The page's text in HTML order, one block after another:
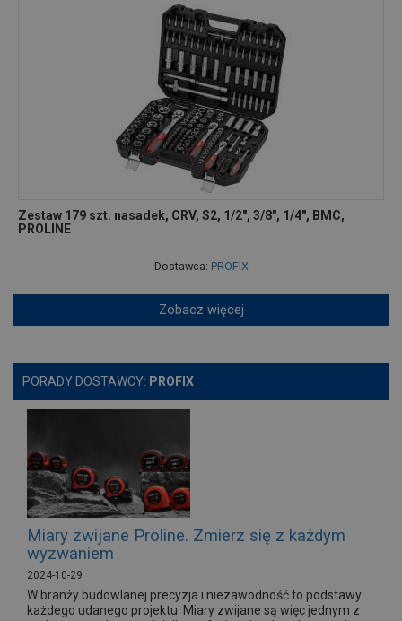
Zestaw 179 szt. nasadek, CRV, S2, 1/2", 3/8", 1/4", BMC,
PROLINE
Dostawca: PROFIX
Zobacz więcej
PORADY DOSTAWCY: PROFIX
Miary zwijane Proline. Zmierz się z każdym
wyzwaniem
2024-10-29
W branży budowlanej precyzja i niezawodność to podstawy
każdego udanego projektu. Miary zwijane są więc jednym z